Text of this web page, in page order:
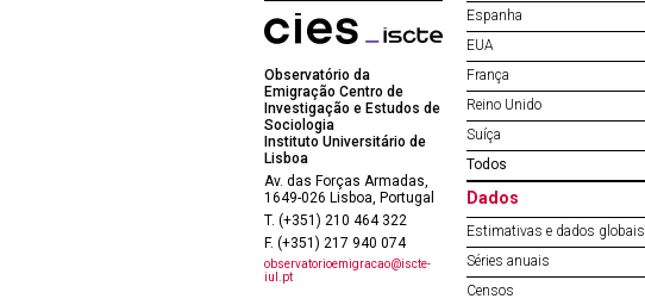
Observatório da
Emigração Centro de
Investigação e Estudos de
Sociologia
Instituto Universitário de
Lisboa
Av. das Forças Armadas,
1649-026 Lisboa, Portugal
T. (+351) 210 464 322
F. (+351) 217 940 074
observatorioemigracao@iscte-
iul.pt
Espanha
EUA
França
Reino Unido
Suíça
Todos
Dados
Estimativas e dados globais
Séries anuais
Censos